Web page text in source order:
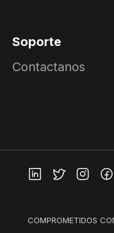
Soporte
Contactanos
COMPROMETIDOS